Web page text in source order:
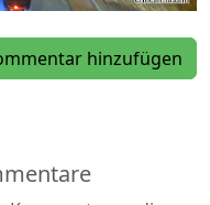
hinzufügen